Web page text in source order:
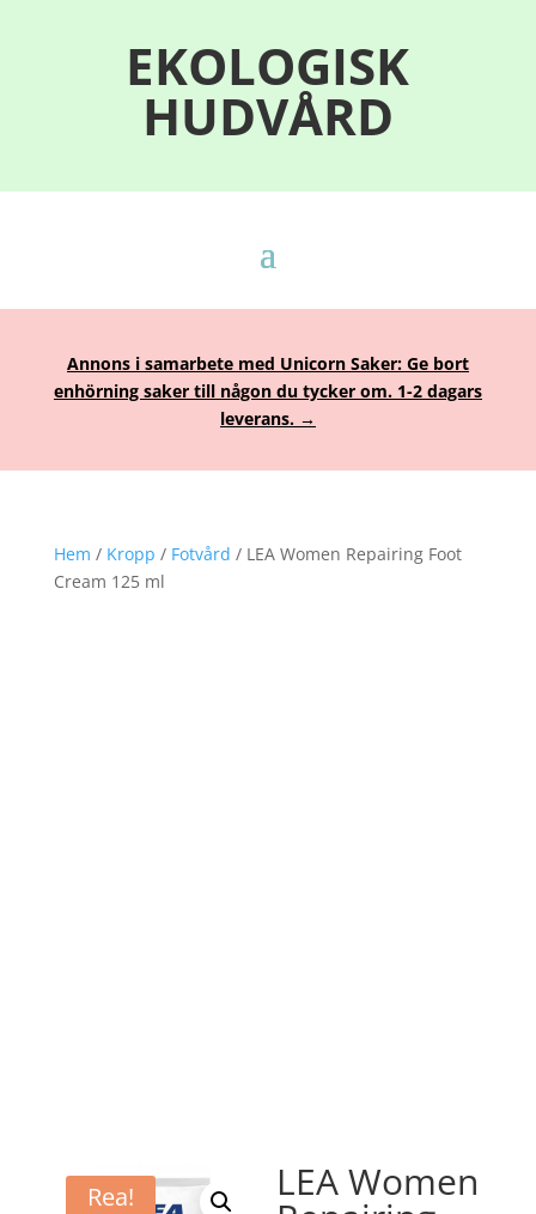
EKOLOGISK
HUDVÅRD
Annons i samarbete med Unicorn Saker: Ge bort
enhörning saker till någon du tycker om. 1-2 dagars
leverans. →
Hem / Kropp / Fotvård / LEA Women Repairing Foot
Cream 125 ml
Rea! LEA Women